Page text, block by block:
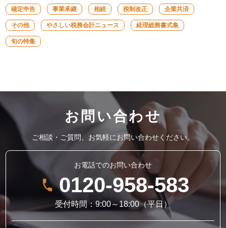
確定申告 事業承継 相続 税制改正 企業共済
その他 やさしい税務会計ニュース 経理総務書式集
旬の特集
お問い合わせ
ご相談・ご質問、お気軽にお問い合わせください。
お電話でのお問い合わせ
0120-958-583
受付時間：9:00～18:00（平日）